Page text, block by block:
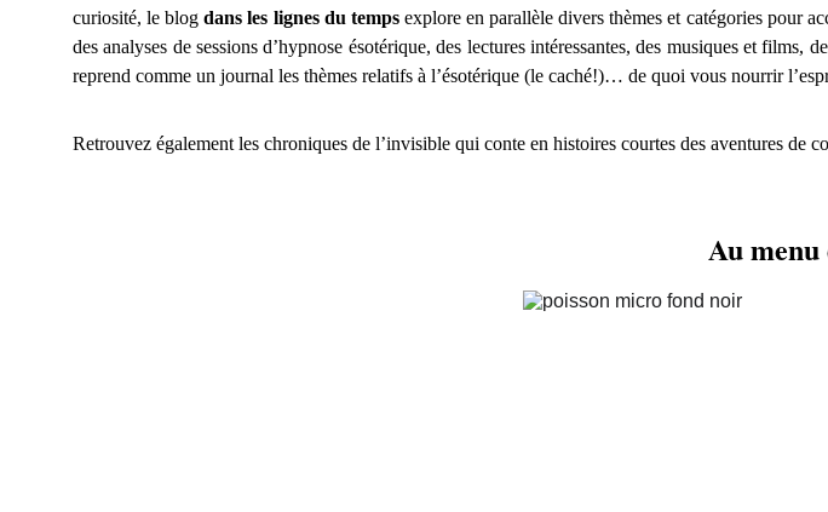
curiosité, le blogdans les lignes du tempsexplore en parallèle divers thèmes et catégories pour
des analyses de sessions d’hypnose ésotérique, des lectures intéressantes, des musiques et
reprend comme un journal les thèmes relatifs à l’ésotérique (le caché!)… de quoi vous nourrir
Retrouvez également les chroniques de l’invisible qui conte en histoires courtes des aventures de
Au